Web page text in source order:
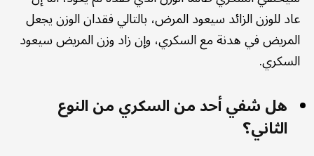
عاد للوزن الزائد سيعود المرض، بالتالي فقدان الوزن يجعل
المريض في هدنة مع السكري، وإن زاد وزن المريض سيعود
السكري.
هل شفي أحد من السكري من النوع
الثاني؟